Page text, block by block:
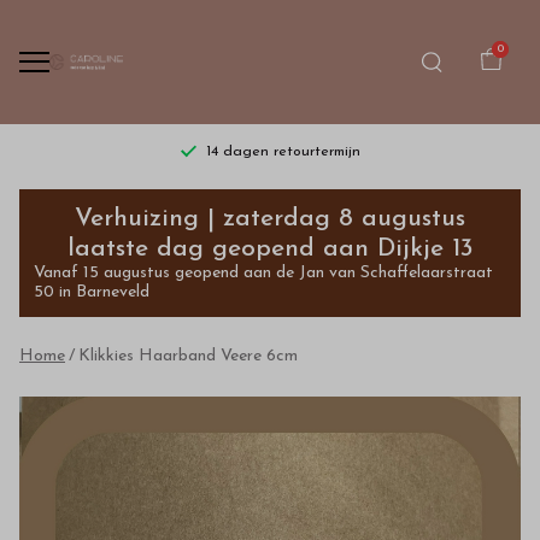
0
14 dagen retourtermijn
Klikkies
Haarband
Veere
6cm
Bestel
kinderkleding
Verhuizing | zaterdag 8 augustus
laatste dag geopend aan Dijkje 13
Vanaf 15 augustus geopend aan de Jan van Schaffelaarstraat
50 in Barneveld
Home Klikkies Haarband Veere 6cm